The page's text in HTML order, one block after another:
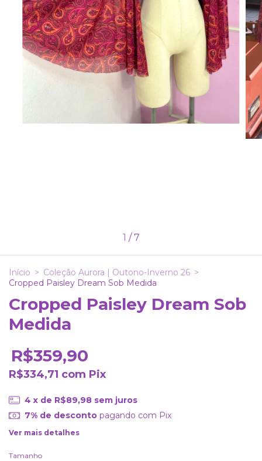
1 /7
Início > Coleção Aurora | Outono-Inverno 26 >
Cropped Paisley Dream Sob Medida
Cropped Paisley Dream Sob
Medida
R$359,90
R$334,71 com Pix
4 x de R$89,98 sem juros
7% de descontopagando com Pix
Ver mais detalhes
Tamanho